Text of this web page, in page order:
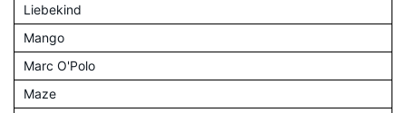
Liebekind
Mango
Marc O'Polo
Maze